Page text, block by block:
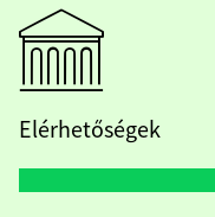
Elérhetőségek